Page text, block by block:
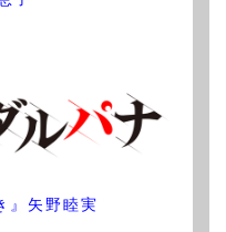
』矢野睦実